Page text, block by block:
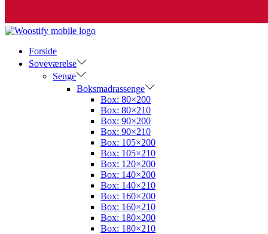
Forside
Soveværelse
Senge
Boksmadrassenge
Box: 80×200
Box: 80×210
Box: 90×200
Box: 90×210
Box: 105×200
Box: 105×210
Box: 120×200
Box: 140×200
Box: 140×210
Box: 160×200
Box: 160×210
Box: 180×200
Box: 180×210